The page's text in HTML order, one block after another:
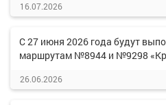
16.07.2026
С 27 июня 2026 года будут
маршрутам №8944 и №9298
26.06.2026